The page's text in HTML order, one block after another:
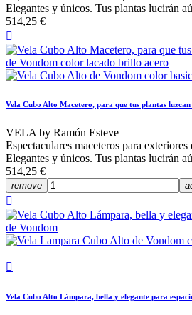
Elegantes y únicos. Tus plantas lucirán
514,25 €

Vela Cubo Alto Macetero, para que tus plantas luzcan
VELA by Ramón Esteve
Espectaculares maceteros para
Elegantes y únicos. Tus plantas lucirán
514,25 €
remove


Vela Cubo Alto Lámpara, bella y elegante para